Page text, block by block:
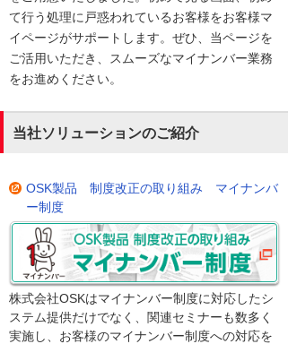
て行う処理に戸惑われているお客様をお客様マ
イページがサポートします。ぜひ、当ページを
ご活用いただき、スムーズなマイナンバー業務
をお進めください。
当社ソリューションのご紹介
OSK製品 制度改正の取り組み マイナンバ
ー制度
株式会社OSKはマイナンバー制度に対応したシ
ステム提供だけでなく、関連セミナーも数多く
実施し、お客様のマイナンバー制度への対応を